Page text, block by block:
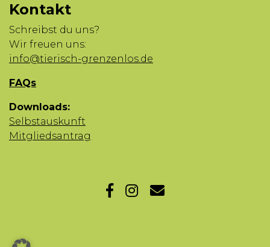
Kontakt
Schreibst du uns?
Wir freuen uns:
info@tierisch-grenzenlos.de
FAQs
Downloads:
Selbstauskunft
Mitgliedsantrag